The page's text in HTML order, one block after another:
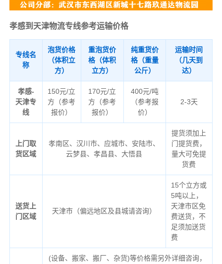
孝感到天津物流专线参考运输价格
专线名
称
泡货价格
（体积立
方）
重泡货价
格（体积
立方）
纯重货价
格（重量
公斤）
运输时间
（几天到
达）
孝感-
天津专
线
150元/立
方（参考
报价）
170元/立
方（参考
报价）
400元/吨
（参考报
价）
2-3天
上门取
货区域
孝南区、汉川市、应城市、安陆市、
云梦县、孝昌县、大悟县
提货须加上
门提货费，
量大可免提
货费
送货上
门区域
天津市（偏远地区及县城请咨询）
15个立方或
5吨以上，
天津市区免
费送货，不
足须加送货
费
(设备、搬家、搬厂、杂货)等价格需另外详细咨询，